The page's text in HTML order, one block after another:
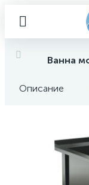
Ванна
Описание